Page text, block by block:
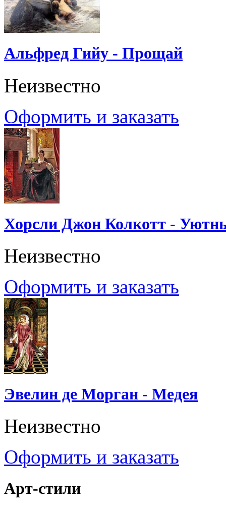
Альфред Гийу - Прощай
Неизвестно
Оформить и заказать
Хорсли Джон Колкотт -
Неизвестно
Оформить и заказать
Эвелин де Морган - Медея
Неизвестно
Оформить и заказать
Арт-стили